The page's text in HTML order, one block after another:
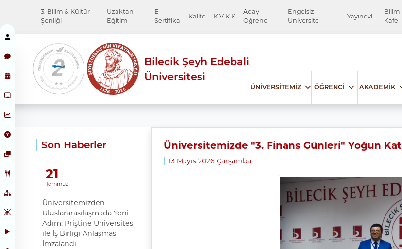
3. Bilim & Kültür
Şenliği
Uzaktan
Eğitim
E-
Sertifika
Kalite K.V.K.K
Aday
Öğrenci
Engelsiz
Üniversite
Yayınevi
Bilim
Kafe
Bilecik Şeyh Edebali
Üniversitesi
ÜNİVERSİTEMİZ ÖĞRENCİ AKADEMİK
Son Haberler
21
Temmuz
Üniversitemizden
Uluslararasılaşmada Yeni
Adım: Priştine Üniversitesi
ile İş Birliği Anlaşması
İmzalandı
Üniversitemizde "3. Finans Günleri" Yoğun
13 Mayıs 2026 Çarşamba